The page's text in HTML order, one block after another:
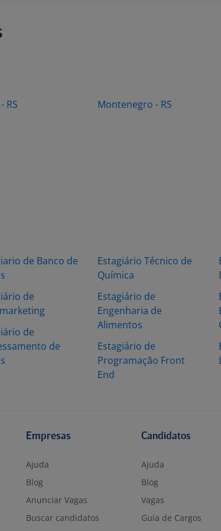
RS Montenegro - RS
de Banco de
de
de
de
Estagiário Técnico de
Química
Estagiário de
Engenharia de
Alimentos
Estagiário de
Programação Front
End
Empresas
Ajuda
Blog
Anunciar Vagas
Buscar candidatos
Candidatos
Ajuda
Blog
Vagas
Guia de Cargos